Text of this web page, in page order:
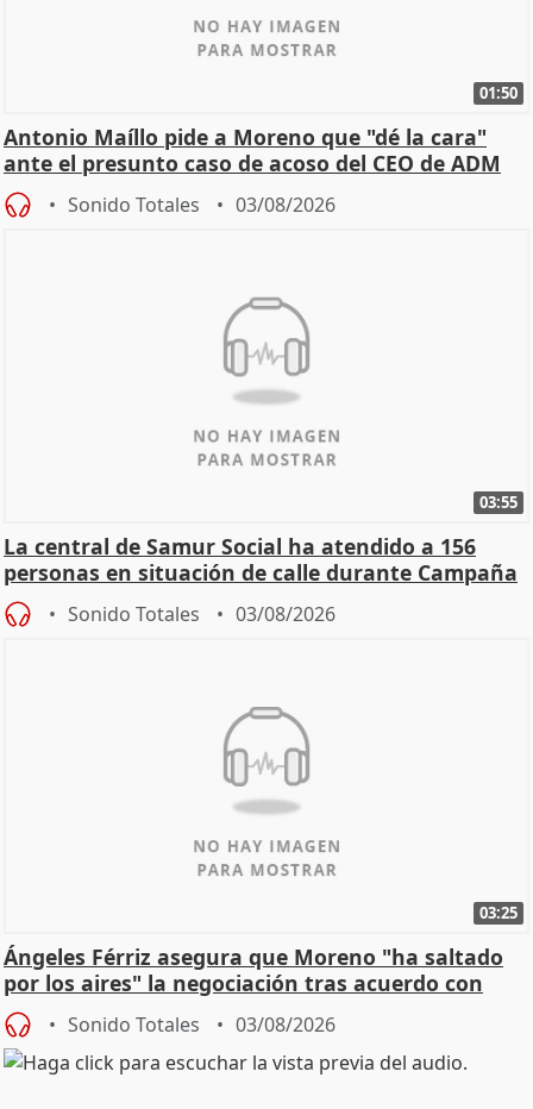
01:50
Antonio Maíllo pide a Moreno que "dé la cara"
ante el presunto caso de acoso del CEO de ADM
Sonido Totales 03/08/2026
03:55
La central de Samur Social ha atendido a 156
personas en situación de calle durante Campaña
de Calor
Sonido Totales 03/08/2026
03:25
Ángeles Férriz asegura que Moreno "ha saltado
por los aires" la negociación tras acuerdo con
SMA
Sonido Totales 03/08/2026